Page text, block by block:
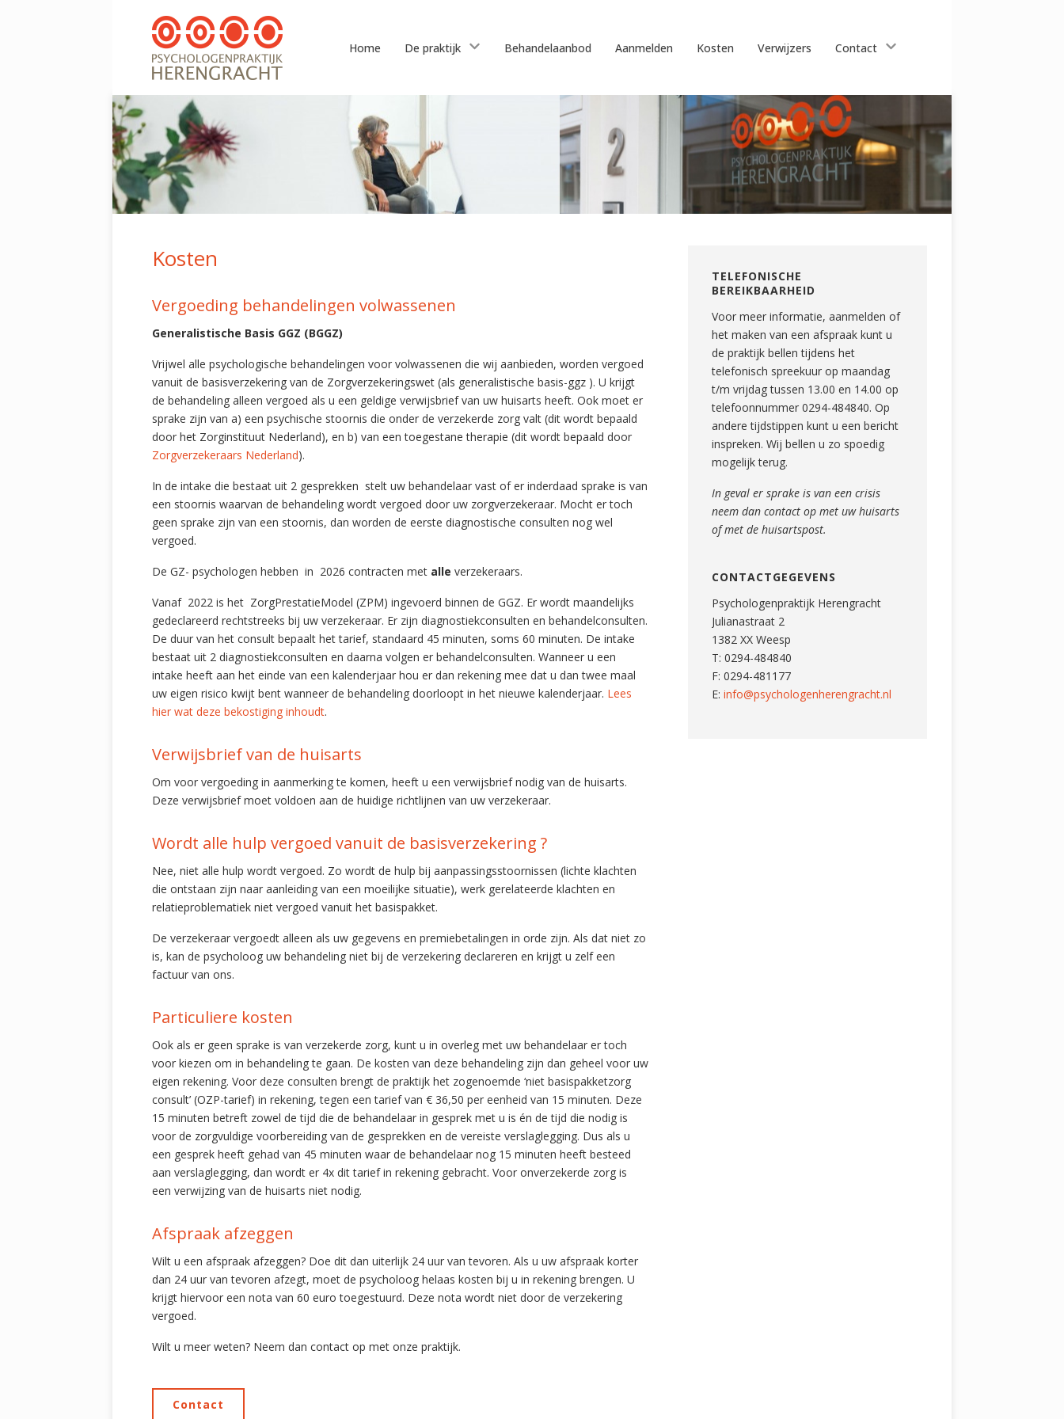
Home De praktijk Behandelaanbod Aanmelden Kosten Verwijzers Contact
Kosten
Vergoeding behandelingen volwassenen
Generalistische Basis GGZ (BGGZ)
Vrijwel alle psychologische behandelingen voor volwassenen die wij aanbieden, worden vergoed
vanuit de basisverzekering van de Zorgverzekeringswet (als generalistische basis-ggz ). U krijgt
de behandeling alleen vergoed als u een geldige verwijsbrief van uw huisarts heeft. Ook moet er
sprake zijn van a) een psychische stoornis die onder de verzekerde zorg valt (dit wordt bepaald
door het Zorginstituut Nederland), en b) van een toegestane therapie (dit wordt bepaald door
Zorgverzekeraars Nederland).
In de intake die bestaat uit 2 gesprekken stelt uw behandelaar vast of er inderdaad sprake is van
een stoornis waarvan de behandeling wordt vergoed door uw zorgverzekeraar. Mocht er toch
geen sprake zijn van een stoornis, dan worden de eerste diagnostische consulten nog wel
vergoed.
De GZ- psychologen hebben in 2026 contracten met alle verzekeraars.
Vanaf 2022 is het ZorgPrestatieModel (ZPM) ingevoerd binnen de GGZ. Er wordt maandelijks
gedeclareerd rechtstreeks bij uw verzekeraar. Er zijn diagnostiekconsulten en behandelconsulten.
De duur van het consult bepaalt het tarief, standaard 45 minuten, soms 60 minuten. De intake
bestaat uit 2 diagnostiekconsulten en daarna volgen er behandelconsulten. Wanneer u een
intake heeft aan het einde van een kalenderjaar hou er dan rekening mee dat u dan twee maal
uw eigen risico kwijt bent wanneer de behandeling doorloopt in het nieuwe kalenderjaar. Lees
hier wat deze bekostiging inhoudt.
Verwijsbrief van de huisarts
Om voor vergoeding in aanmerking te komen, heeft u een verwijsbrief nodig van de huisarts.
Deze verwijsbrief moet voldoen aan de huidige richtlijnen van uw verzekeraar.
Wordt alle hulp vergoed vanuit de basisverzekering ?
Nee, niet alle hulp wordt vergoed. Zo wordt de hulp bij aanpassingsstoornissen (lichte klachten
die ontstaan zijn naar aanleiding van een moeilijke situatie), werk gerelateerde klachten en
relatieproblematiek niet vergoed vanuit het basispakket.
De verzekeraar vergoedt alleen als uw gegevens en premiebetalingen in orde zijn. Als dat niet zo
is, kan de psycholoog uw behandeling niet bij de verzekering declareren en krijgt u zelf een
factuur van ons.
Particuliere kosten
Ook als er geen sprake is van verzekerde zorg, kunt u in overleg met uw behandelaar er toch
voor kiezen om in behandeling te gaan. De kosten van deze behandeling zijn dan geheel voor uw
eigen rekening. Voor deze consulten brengt de praktijk het zogenoemde ‘niet basispakketzorg
consult’ (OZP-tarief) in rekening, tegen een tarief van € 36,50 per eenheid van 15 minuten. Deze
15 minuten betreft zowel de tijd die de behandelaar in gesprek met u is én de tijd die nodig is
voor de zorgvuldige voorbereiding van de gesprekken en de vereiste verslaglegging. Dus als u
een gesprek heeft gehad van 45 minuten waar de behandelaar nog 15 minuten heeft besteed
aan verslaglegging, dan wordt er 4x dit tarief in rekening gebracht. Voor onverzekerde zorg is
een verwijzing van de huisarts niet nodig.
Afspraak afzeggen
Wilt u een afspraak afzeggen? Doe dit dan uiterlijk 24 uur van tevoren. Als u uw afspraak korter
dan 24 uur van tevoren afzegt, moet de psycholoog helaas kosten bij u in rekening brengen. U
krijgt hiervoor een nota van 60 euro toegestuurd. Deze nota wordt niet door de verzekering
vergoed.
Wilt u meer weten? Neem dan contact op met onze praktijk.
Contact
TELEFONISCHE
BEREIKBAARHEID
Voor meer informatie, aanmelden of
het maken van een afspraak kunt u
de praktijk bellen tijdens het
telefonisch spreekuur op maandag
t/m vrijdag tussen 13.00 en 14.00 op
telefoonnummer 0294-484840. Op
andere tijdstippen kunt u een bericht
inspreken. Wij bellen u zo spoedig
mogelijk terug.
In geval er sprake is van een crisis
neem dan contact op met uw huisarts
of met de huisartspost.
CONTACTGEGEVENS
Psychologenpraktijk Herengracht
Julianastraat 2
1382 XX Weesp
T: 0294-484840
F: 0294-481177
E:info@psychologenherengracht.nl